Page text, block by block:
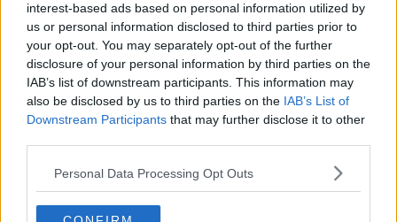
interest-based ads based on personal information utilized by
us or personal information disclosed to third parties prior to
your opt-out. You may separately opt-out of the further
disclosure of your personal information by third parties on the
IAB’s list of downstream participants. This information may
also be disclosed by us to third parties on the IAB’s List of
Downstream Participants that may further disclose it to other
Personal Data Processing Opt Outs
Opskriftsinfo
Pålæg - Pålæg
Indsendt af : meltesen